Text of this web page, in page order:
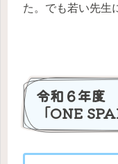
た。でも若い先生
令和６年度
「ONE